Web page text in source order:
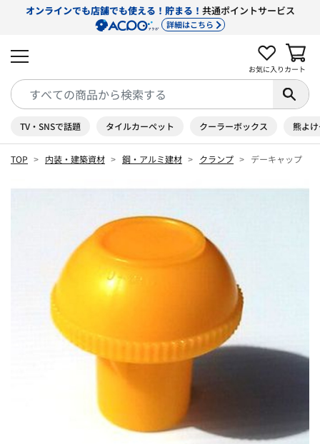
オンラインでも店舗でも使える！貯まる！ 共通ポイントサービス
詳細はこちら
お気に入り カート
TV・SNSで話題 タイルカーペット クーラーボックス 熊よ
TOP 内装・建築資材 鋼・アルミ建材 クランプ デーキャップ Ｄ